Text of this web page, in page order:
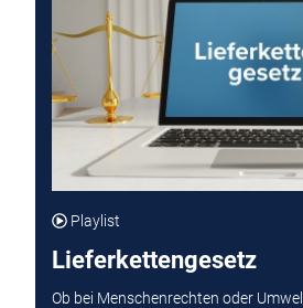
Playlist
Lieferkettengesetz
Ob bei Menschenrechten oder